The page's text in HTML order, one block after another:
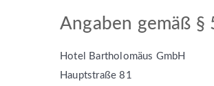
Angaben gemäß §
Hotel Bartholomäus GmbH
Hauptstraße 81